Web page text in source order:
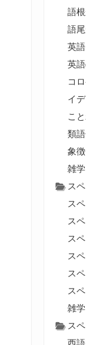
語
語
英
英
コ
イ
こ
類
象
雑
ス
ス
ス
ス
ス
ス
ス
雑
ス
西